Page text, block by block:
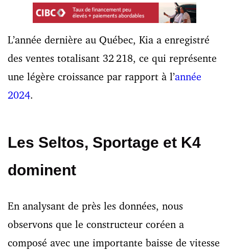
L’année dernière au Québec, Kia a enregistré
des ventes totalisant 32 218, ce qui représente
une légère croissance par rapport à l’année
2024.
Les Seltos, Sportage et K4
dominent
En analysant de près les données, nous
observons que le constructeur coréen a
composé avec une importante baisse de vitesse